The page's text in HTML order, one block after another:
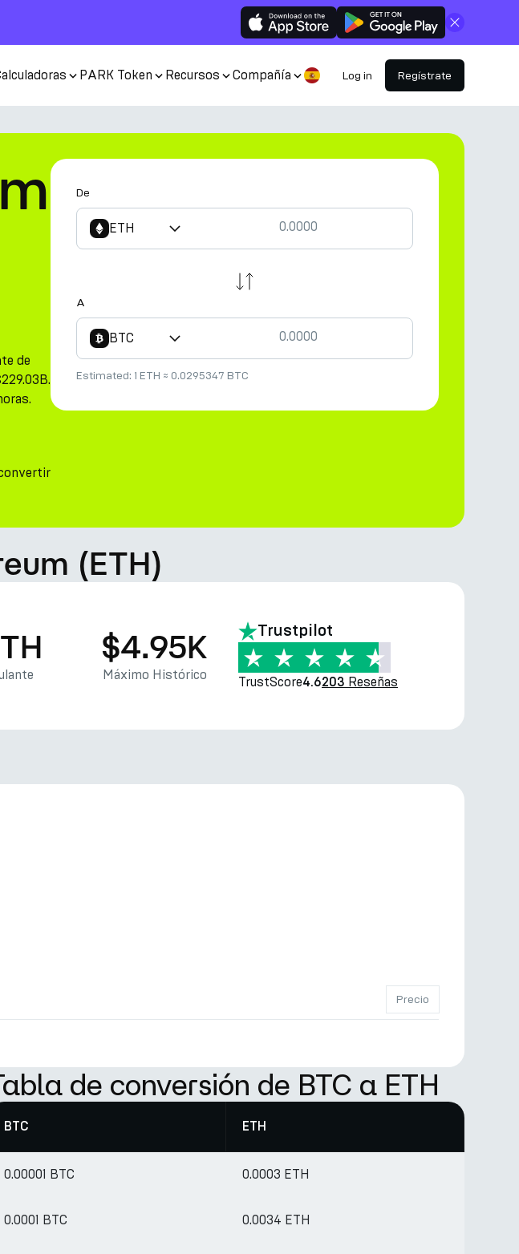
Cerrar
PARK Token Recursos Compañía Log in Regístrate
de
De
ETH
A
BTC
Estimated: 1 ETH ≈ 0.0295347 BTC
(ETH)
$4.95K
Máximo Histórico
Trustpilot
TrustScore4.6203 Reseñas
Precio
de conversión de BTC a ETH
BTC ETH
0.00001 BTC 0.0003 ETH
0.0001 BTC 0.0034 ETH